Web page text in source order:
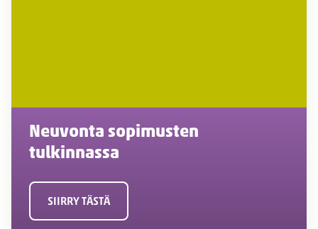
Neuvonta sopimusten
tulkinnassa
SIIRRY TÄSTÄ